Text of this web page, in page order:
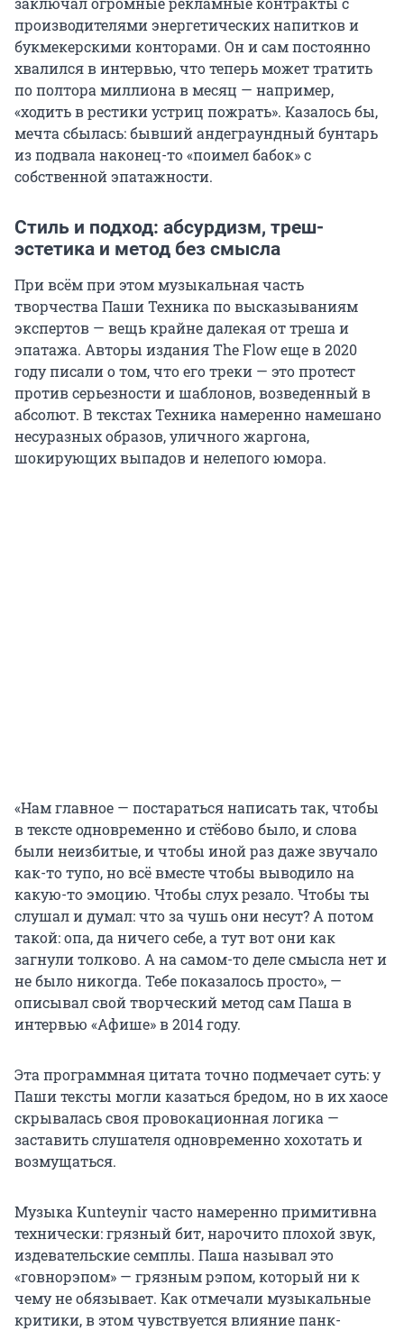
производителями энергетических напитков и
букмекерскими конторами. Он и сам постоянно
хвалился в интервью, что теперь может тратить
по полтора миллиона в месяц — например,
«ходить в рестики устриц пожрать». Казалось бы,
мечта сбылась: бывший андеграундный бунтарь
из подвала наконец-то «поимел бабок» с
собственной эпатажности.
Стиль и подход: абсурдизм, треш-
эстетика и метод без смысла
При всём при этом музыкальная часть
творчества Паши Техника по высказываниям
экспертов — вещь крайне далекая от треша и
эпатажа. Авторы издания The Flow еще в 2020
году писали о том, что его треки — это протест
против серьезности и шаблонов, возведенный в
абсолют. В текстах Техника намеренно намешано
несуразных образов, уличного жаргона,
шокирующих выпадов и нелепого юмора.
«Нам главное — постараться написать так, чтобы
в тексте одновременно и стёбово было, и слова
были неизбитые, и чтобы иной раз даже звучало
как-то тупо, но всё вместе чтобы выводило на
какую-то эмоцию. Чтобы слух резало. Чтобы ты
слушал и думал: что за чушь они несут? А потом
такой: опа, да ничего себе, а тут вот они как
загнули толково. А на самом-то деле смысла нет и
не было никогда. Тебе показалось просто», —
описывал свой творческий метод сам Паша в
интервью «Афише» в 2014 году.
Эта программная цитата точно подмечает суть: у
Паши тексты могли казаться бредом, но в их хаосе
скрывалась своя провокационная логика —
заставить слушателя одновременно хохотать и
возмущаться.
Музыка Kunteynir часто намеренно примитивна
технически: грязный бит, нарочито плохой звук,
издевательские семплы. Паша называл это
«говнорэпом» — грязным рэпом, который ни к
чему не обязывает. Как отмечали музыкальные
критики, в этом чувствуется влияние панк-